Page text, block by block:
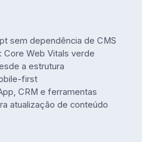
sem dependência de CMS
Core Web Vitals verde
a estrutura
first
CRM e ferramentas
atualização de conteúdo